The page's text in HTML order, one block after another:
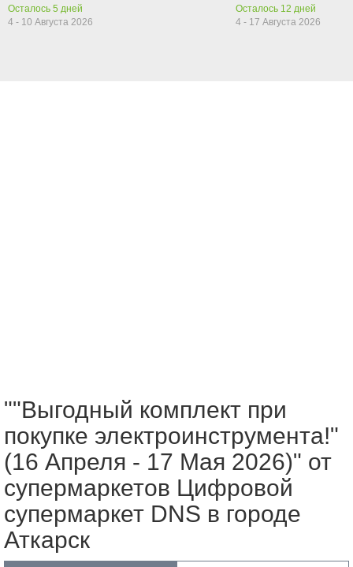
Осталось 5 дней
4 - 10 Августа 2026
Осталось 12 дней
4 - 17 Августа 2026
""Выгодный комплект при
покупке электроинструмента!"
(16 Апреля - 17 Мая 2026)" от
супермаркетов Цифровой
супермаркет DNS в городе
Аткарск